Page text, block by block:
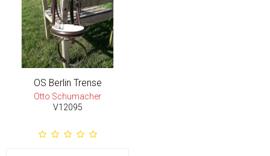
OS Berlin Trense
Otto Schumacher
V12095